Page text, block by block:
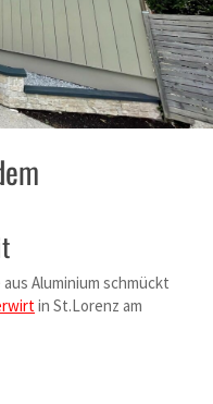
Aluminium schmückt
in St.Lorenz am